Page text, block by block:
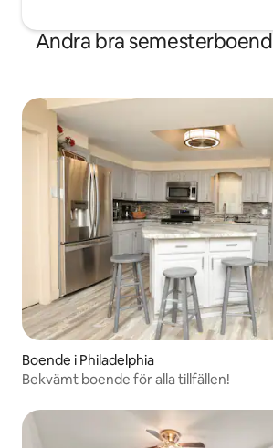
Andra bra
Boende i Philadelphia
Bekvämt boende för alla tillfällen!